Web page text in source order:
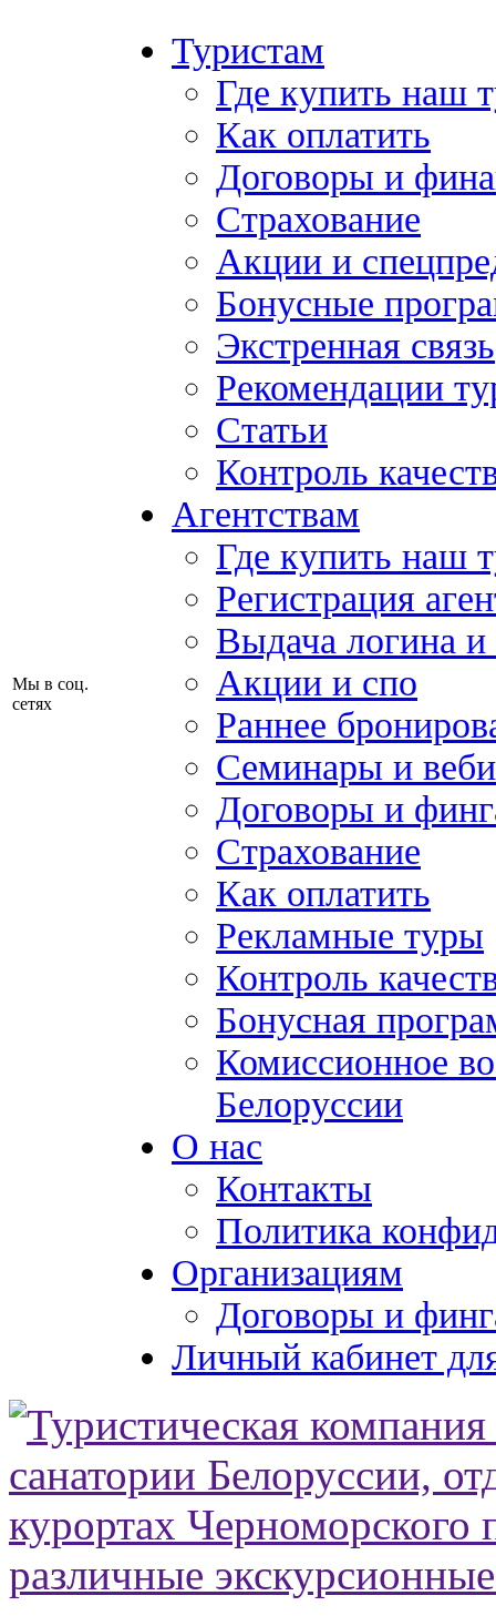
Мы в соц.
сетях
Туристам
Где купить наш
Как оплатить
Договоры и
Страхование
Акции и
Бонусные
Экстренная связь
Рекомендации
Статьи
Контроль
Агентствам
Где купить наш
Регистрация
Выдача логина и
Акции и спо
Раннее
Семинары и
Договоры и
Страхование
Как оплатить
Рекламные туры
Контроль
Бонусная
Комиссионное
Белоруссии
О нас
Контакты
Политика
Организациям
Договоры и
Личный кабинет